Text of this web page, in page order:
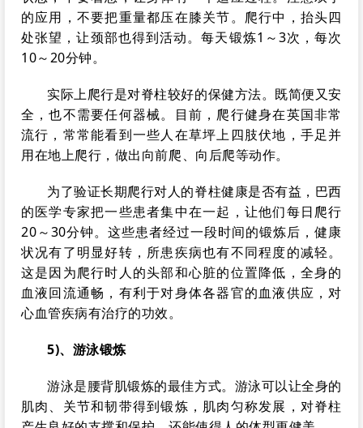
的应用，不要把重量都压在膝关节。爬行中，抬头四
处张望，让颈部也得到活动。每天锻炼1～3次，每次
10～20分钟。
实际上爬行是对脊柱较好的保健方法。既简便又安
全，也不需要任何器械。目前，爬行健身在英国非常
流行，常常能看到一些人在草坪上四肢伏地，手足并
用在地上爬行，做出向前爬、向后爬等动作。
为了验证长期爬行对人的脊柱健康是否有益，巴西
的医学专家把一些患者集中在一起，让他们每日爬行
20～30分钟。这些患者经过一段时间的锻炼后，健康
状况有了明显好转，所患疾病也有不同程度的减轻。
这是因为爬行时人的头部和心脏的位置降低，全身的
血液回流通畅，有利于对身体各器官的血液供应，对
心血管疾病有治疗的功效。
5)、游泳锻炼
游泳是腰背肌锻炼的最佳方式。游泳可以让全身的
肌肉、关节和韧带得到锻炼，肌肉匀称发展，对脊柱